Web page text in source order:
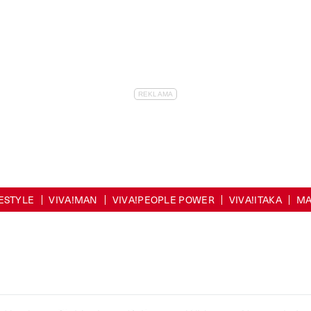
VIVA!MAN VIVA!PEOPLE POWER VIVA!ITAKA